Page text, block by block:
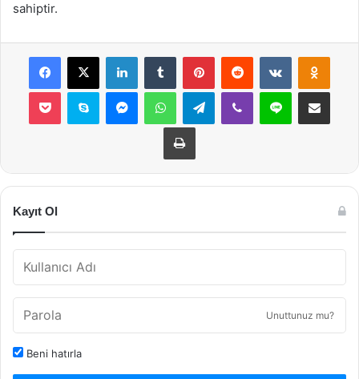
sahiptir.
Facebook
X LinkedInTumblr PinterestReddit VKontakte
Pocket Skype MessengerWhatsAppTelegramViber Line E-Posta ile
Yazdır
Kayıt Ol
Unuttunuz mu?
Beni hatırla